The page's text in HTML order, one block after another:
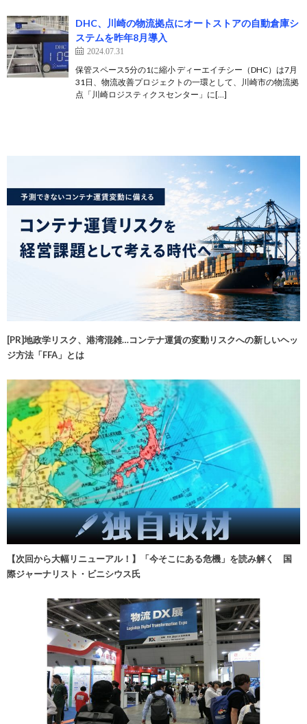
DHC、川崎の物流拠点にオートストアの自動倉庫シ
ステムを昨年8月導入
2024.07.31
保管スペース5分の1に縮小 ディーエイチシー（DHC）は7月
31日、物流改善プロジェクトの一環として、川崎市の物流拠
点「川崎ロジスティクスセンター」に[…]
[PR]地政学リスク、港湾混雑…コンテナ運賃の変動リスクへの新しいヘッ
ジ方法「FFA」とは
【次回から大幅リニューアル！】「今そこにある危機」を読み解く 国
際ジャーナリスト・ビニシウス氏